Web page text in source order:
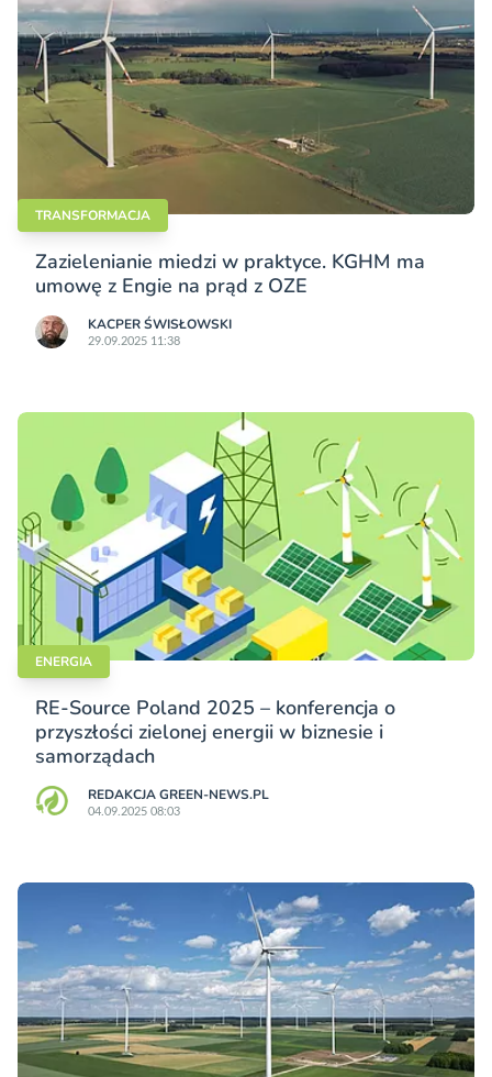
TRANSFORMACJA
Zazielenianie miedzi w praktyce. KGHM ma
umowę z Engie na prąd z OZE
KACPER ŚWISŁO­WSKI
29.09.2025 11:38
ENERGIA
RE-Source Poland 2025 – konferencja o
przyszłości zielonej energii w biznesie i
samorządach
REDAKCJA GREEN-NEWS.PL
04.09.2025 08:03